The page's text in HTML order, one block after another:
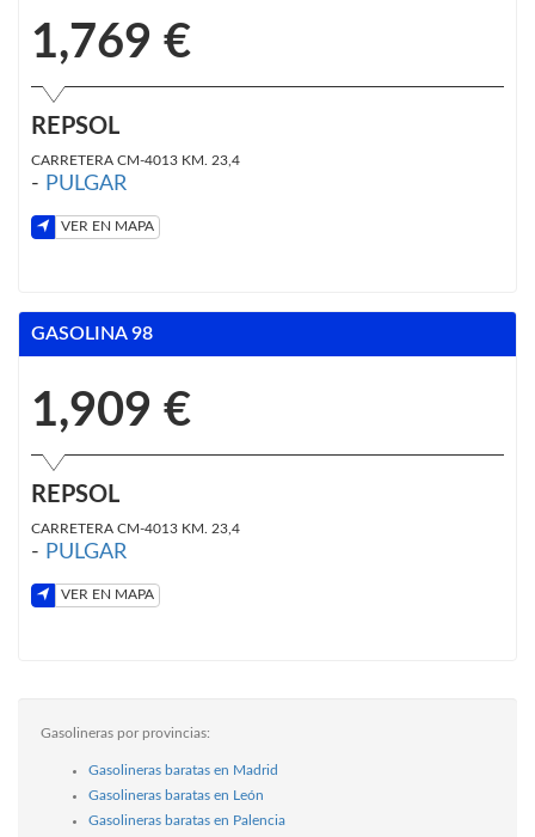
1,769 €
REPSOL
CARRETERA CM-4013 KM. 23,4
- PULGAR
VER EN MAPA
GASOLINA 98
1,909 €
REPSOL
CARRETERA CM-4013 KM. 23,4
- PULGAR
VER EN MAPA
Gasolineras por provincias:
Gasolineras baratas en Madrid
Gasolineras baratas en León
Gasolineras baratas en Palencia